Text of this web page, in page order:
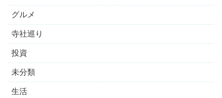
グルメ
寺社巡り
投資
未分類
生活